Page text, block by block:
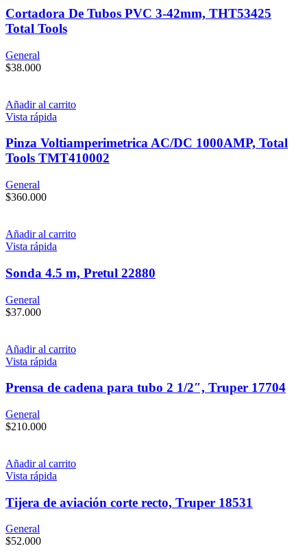
Cortadora De Tubos PVC 3-42mm, THT53425
Total Tools
General
$38.000
Añadir al carrito
Vista rápida
Pinza Voltiamperimetrica AC/DC 1000AMP, Total
Tools TMT410002
General
$360.000
Añadir al carrito
Vista rápida
Sonda 4.5 m, Pretul 22880
General
$37.000
Añadir al carrito
Vista rápida
Prensa de cadena para tubo 2 1/2″, Truper 17704
General
$210.000
Añadir al carrito
Vista rápida
Tijera de aviación corte recto, Truper 18531
General
$52.000